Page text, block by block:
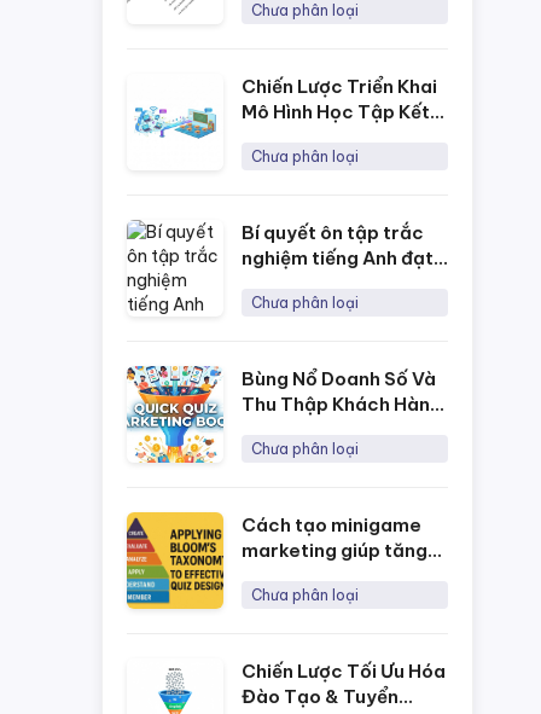
Chưa phân loại
Chiến Lược Triển Khai
Mô Hình Học Tập Kết
Công Cụ Trắc Nghiệm
Chưa phân loại
Bí quyết ôn tập trắc
nghiệm tiếng Anh đạt
Chưa phân loại
Bùng Nổ Doanh Số Và
Thu Thập Khách Hàng
Lược Marketing Bằng
Chưa phân loại
Cách tạo minigame
marketing giúp tăng
miễn phí với NineQuiz
Chưa phân loại
Chiến Lược Tối Ưu Hóa
Đào Tạo & Tuyển